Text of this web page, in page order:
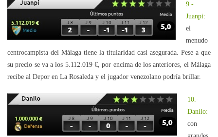
9.-
Juanpi:
el
menudo
centrocampista del Málaga tiene la titularidad casi asegurada. Pese a que
su precio se va a los 5.112.019 €, por encima de los anteriores, el Málaga
recibe al Depor en La Rosaleda y el jugador venezolano podría brillar.
10.-
Danilo:
con